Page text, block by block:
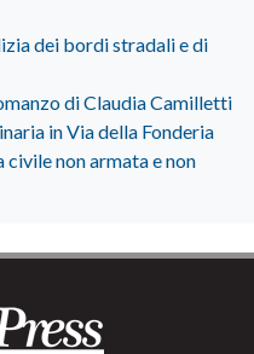
dei bordi stradali e di
di Claudia Camilletti
in Via della Fonderia
non armata e non